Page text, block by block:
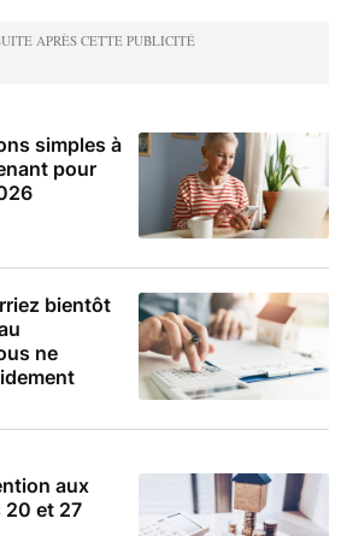
simples à
pour
bientôt
ne
aux
20 et 27